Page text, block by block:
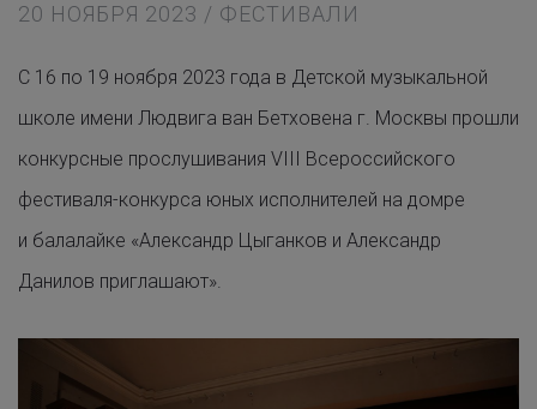
20 НОЯБРЯ 2023 / ФЕСТИВАЛИ
С 16 по 19 ноября 2023 года в Детской музыкальной
школе имени Людвига ван Бетховена г. Москвы прошли
конкурсные прослушивания VIII Всероссийского
фестиваля-конкурса юных исполнителей на домре
и балалайке «Александр Цыганков и Александр
Данилов приглашают».